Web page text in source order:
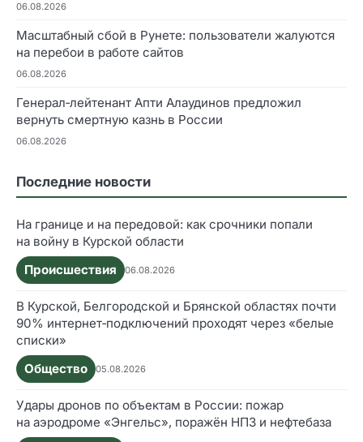
06.08.2026
Масштабный сбой в Рунете: пользователи жалуются
на перебои в работе сайтов
06.08.2026
Генерал‑лейтенант Апти Алаудинов предложил
вернуть смертную казнь в России
06.08.2026
Последние новости
На границе и на передовой: как срочники попали
на войну в Курской области
Происшествия
06.08.2026
В Курской, Белгородской и Брянской областях почти
90% интернет‑подключений проходят через «белые
списки»
Общество
05.08.2026
Удары дронов по объектам в России: пожар
на аэродроме «Энгельс», поражён НПЗ и нефтебаза